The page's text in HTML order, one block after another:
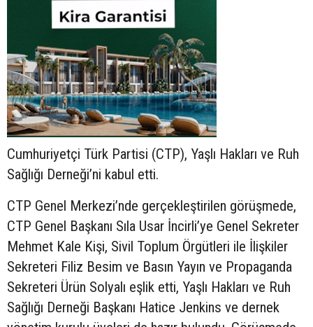
Cumhuriyetçi Türk Partisi (CTP), Yaşlı Hakları ve Ruh
Sağlığı Derneği’ni kabul etti.
CTP Genel Merkezi’nde gerçekleştirilen görüşmede,
CTP Genel Başkanı Sıla Usar İncirli’ye Genel Sekreter
Mehmet Kale Kişi, Sivil Toplum Örgütleri ile İlişkiler
Sekreteri Filiz Besim ve Basın Yayın ve Propaganda
Sekreteri Ürün Solyalı eşlik etti, Yaşlı Hakları ve Ruh
Sağlığı Derneği Başkanı Hatice Jenkins ve dernek